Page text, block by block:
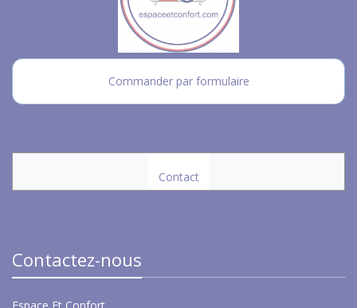
Commander par formulaire
Contact
Contactez-nous